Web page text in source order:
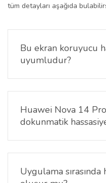
tüm detayları aşağıda
Bu ekran koruyucu
uyumludur?
Ürün, yalnızca Huawei
inç ekranı ile tam
Pro veya farklı marka
Huawei Nova 14
dokunmatik
Hayır, Huawei Nova 14
ince nano yapısı
performansını etkilemez.
hassasiyetiyle
Uygulama sırasında